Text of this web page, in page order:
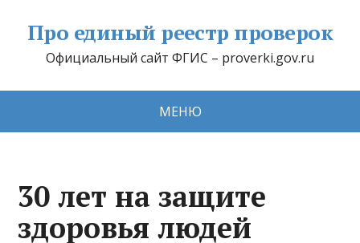
Про единый реестр проверок
Официальный сайт ФГИС – proverki.gov.ru
МЕНЮ
30 лет на защите
здоровья людей